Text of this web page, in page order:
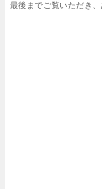
最後までご覧いただき